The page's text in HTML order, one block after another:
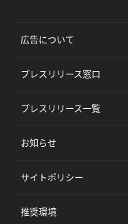
広告について
プレスリリース窓口
プレスリリース一覧
お知らせ
サイトポリシー
推奨環境